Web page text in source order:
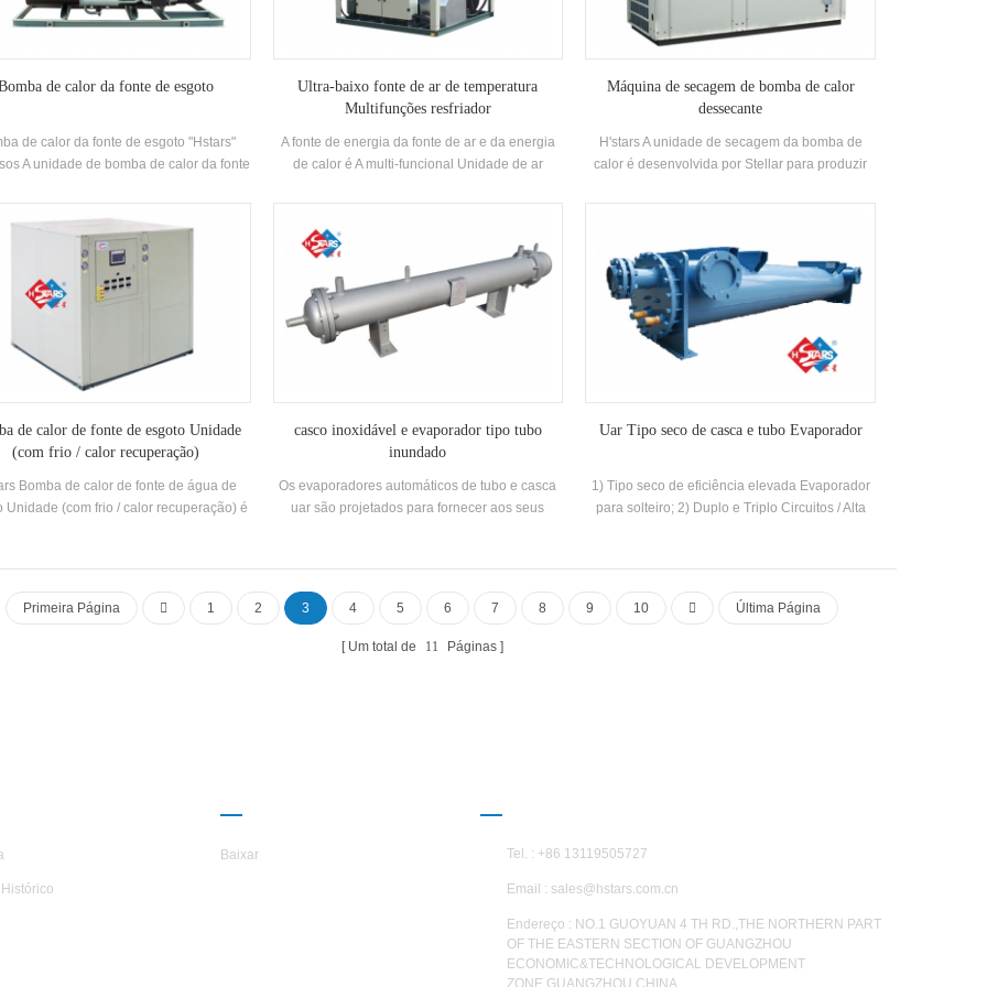
de ar condicionado sistemas.
98kw ~ 7931kw; aquecimento Faixa:
119kw ~ 9214kw
condicionado convencional sistemas. Marca:
Hstars Capacidade de resfriamento Faixa: 98kw
~ 7931kw; aquecimento Faixa: 119kw ~
9142KW Aplicações: Hotéis, Hospitais, Centros
de banho de sauna, fábricas e outras áreas
de calor da fonte de esgoto
de calor da fonte de esgoto "Hstars"
A unidade de bomba de calor da fonte
água e atende às necessidades do
de inverno e do resfriamento de
através da fonte de água avançada
de calor central de ar condicionado
Sistema. O sistema é aproximadamente
de ar condicionado convencional
Marca: Hstars Capacidade de
resfriamento Faixa: 98kw ~ 7931kw;
Faixa: 119kw ~ 9142KW
Hotéis, Hospitais, Centros de banho
de sauna, fábrica e outras áreas
Ultra-baixo fonte de ar de temperatura
Multifunções resfriador
A fonte de energia da fonte de ar e da energia
de calor é A multi-funcional Unidade de ar
trabalho de refrigeração, aquecimento e água
quente doméstica Produção. Pode ser
automaticamente trocado de acordo com a
temperatura ambiente e a demanda de água
quente, que é energia eficiente.
Máquina de secagem de bomba de calor
dessecante
H'stars A unidade de secagem da bomba de
calor é desenvolvida por Stellar para produzir
como uma fonte de calor de baixo nível para
energia, eficiente e ecologicamente correto em
comparação com outros métodos de produção
de ar quente.
de calor de fonte de esgoto Unidade
(com frio / calor recuperação)
Bomba de calor de fonte de água de
Unidade (com frio / calor recuperação) é
piscina e outros lugares de banho,
o calor do esgoto doméstico,
energia e protegendo o
casco inoxidável e evaporador tipo tubo
inundado
Os evaporadores automáticos de tubo e casca
uar são projetados para fornecer aos seus
principal função é evaporar o refrigerante
líquido em vapor de refrigeração e refrigerar a
água gelada. o casco e a parte do tubo são
feitos de tubos de alto desempenho q235-b, aço
Uar Tipo seco de casca e tubo Evaporador
1) Tipo seco de eficiência elevada Evaporador
para solteiro; 2) Duplo e Triplo Circuitos / Alta
Faixa: 3TR - 900TR inundado tipo / marinho
Primeira Página 1 2 3 4 5 6 7 8 9 10 Última Página
Um total de 11 Páginas
Baixar Tel. : +86 13119505727
Email : sales@hstars.com.cn
Endereço : NO.1 GUOYUAN 4 TH RD.,THE NORTHERN PART
OF THE EASTERN SECTION OF GUANGZHOU
ECONOMIC&TECHNOLOGICAL DEVELOPMENT
ZONE,GUANGZHOU,CHINA